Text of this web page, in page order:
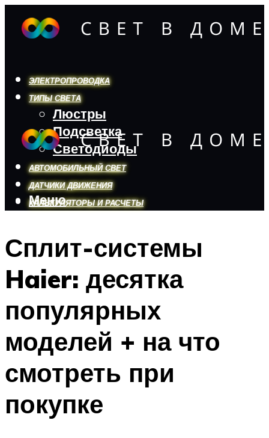
ЭЛЕКТРОПРОВОДКА
ТИПЫ СВЕТА
Люстры
Подсветка
Светодиоды
АВТОМОБИЛЬНЫЙ СВЕТ
ДАТЧИКИ ДВИЖЕНИЯ
КАЛЬКУЛЯТОРЫ И РАСЧЕТЫ
Меню
Меню
Сплит-системы
Haier: десятка
популярных
моделей + на что
смотреть при
покупке